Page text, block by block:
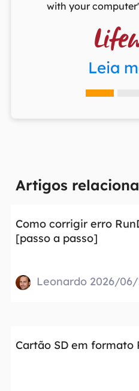
with your
Leia
Artigos
Como corrigir erro
[passo a passo]
Leonardo 2026/06/
Cartão SD em formato